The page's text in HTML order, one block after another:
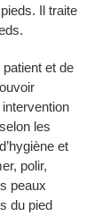
Il traite
et de
les
et
polir,
peaux
du pied